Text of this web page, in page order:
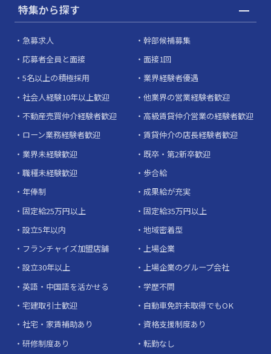
特集から探す
急募求人
幹部候補募集
応募者全員と面接
面接1回
5名以上の積極採用
業界経験者優遇
社会人経験10年以上歓迎
他業界の営業経験者歓迎
不動産売買仲介経験者歓迎
高級賃貸仲介営業の経験者歓迎
ローン業務経験者歓迎
賃貸仲介の店長経験者歓迎
業界未経験歓迎
既卒・第2新卒歓迎
職種未経験歓迎
歩合給
年俸制
成果給が充実
固定給25万円以上
固定給35万円以上
設立5年以内
地域密着型
フランチャイズ加盟店舗
上場企業
設立30年以上
上場企業のグループ会社
英語・中国語を活かせる
学歴不問
宅建取引士歓迎
自動車免許未取得でもOK
社宅・家賃補助あり
資格支援制度あり
研修制度あり
転勤なし